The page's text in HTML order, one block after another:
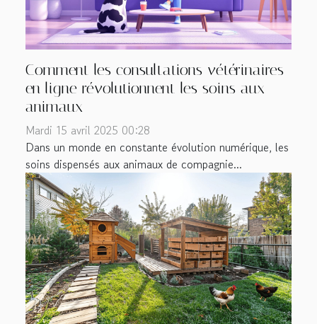
Comment les consultations vétérinaires
en ligne révolutionnent les soins aux
animaux
Mardi 15 avril 2025 00:28
Dans un monde en constante évolution numérique, les
soins dispensés aux animaux de compagnie...